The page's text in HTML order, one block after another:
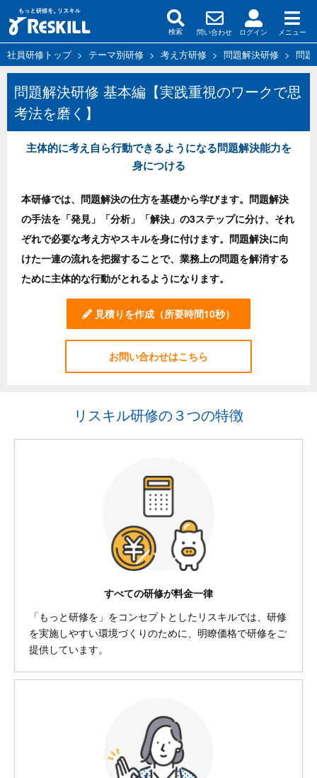
検索 問い合わせ ログイン メニュー
社員研修トップ> テーマ別研修 > 考え方研修 > 問題解決研修 > 問題
問題解決研修 基本編【実践重視のワークで思
考法を磨く】
主体的に考え自ら行動できるようになる問題解決能力を
身につける
本研修では、問題解決の仕方を基礎から学びます。問題解決
の手法を「発見」「分析」「解決」の3ステップに分け、それ
ぞれで必要な考え方やスキルを身に付けます。問題解決に向
けた一連の流れを把握することで、業務上の問題を解消する
ために主体的な行動がとれるようになります。
見積りを作成 （所要時間10秒）
お問い合わせはこちら
リスキル研修の３つの特徴
すべての研修が料金一律
「もっと研修を」をコンセプトとしたリスキルでは、研修
を実施しやすい環境づくりのために、明瞭価格で研修をご
提供しています。